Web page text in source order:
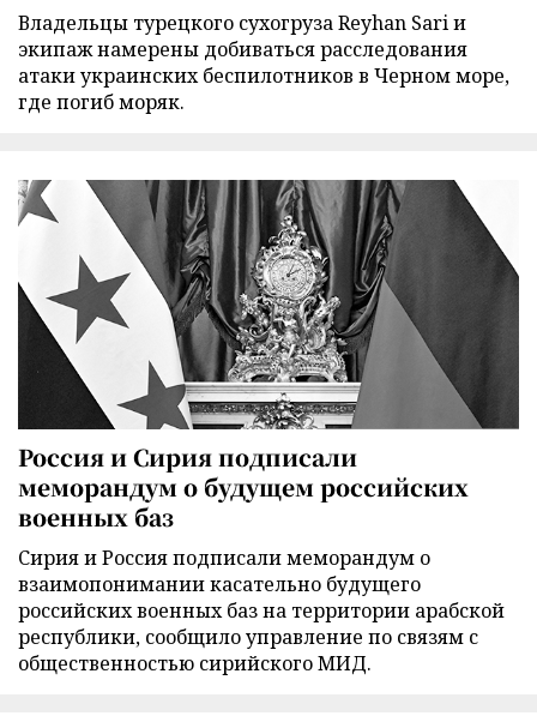
Владельцы турецкого сухогруза Reyhan Sari и
экипаж намерены добиваться расследования
атаки украинских беспилотников в Черном море,
где погиб моряк.
Россия и Сирия подписали
меморандум о будущем российских
военных баз
Сирия и Россия подписали меморандум о
взаимопонимании касательно будущего
российских военных баз на территории арабской
республики, сообщило управление по связям с
общественностью сирийского МИД.